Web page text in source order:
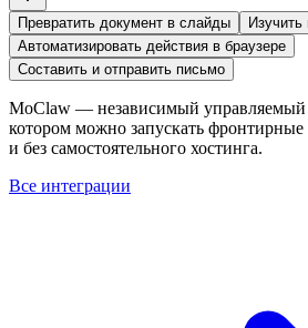
Превратить документ в слайды
Автоматизировать действия в браузере
Составить и отправить письмо
MoClaw — независимый
котором можно запускать фронтирные
и без самостоятельного хостинга.
Все интеграции